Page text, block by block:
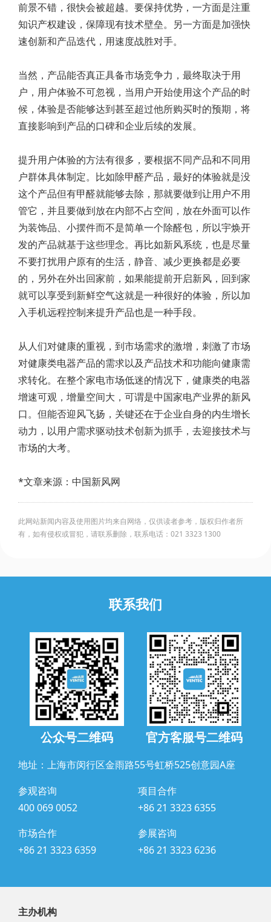
前景不错，很快会被超越。要保持优势，一方面是注重
知识产权建设，保障现有技术壁垒。另一方面是加强快
速创新和产品迭代，用速度战胜对手。
当然，产品能否真正具备市场竞争力，最终取决于用
户，用户体验不可忽视，当用户开始使用这个产品的时
候，体验是否能够达到甚至超过他所购买时的预期，将
直接影响到产品的口碑和企业后续的发展。
提升用户体验的方法有很多，要根据不同产品和不同用
户群体具体制定。比如除甲醛产品，最好的体验就是没
这个产品但有甲醛就能够去除，那就要做到让用户不用
管它，并且要做到放在内部不占空间，放在外面可以作
为装饰品、小摆件而不是简单一个除醛包，所以宇焕开
发的产品就基于这些理念。再比如新风系统，也是尽量
不要打扰用户原有的生活，静音、减少更换都是必要
的，另外在外出回家前，如果能提前开启新风，回到家
就可以享受到新鲜空气这就是一种很好的体验，所以加
入手机远程控制来提升产品也是一种手段。
从人们对健康的重视，到市场需求的激增，刺激了市场
对健康类电器产品的需求以及产品技术和功能向健康需
求转化。在整个家电市场低迷的情况下，健康类的电器
增速可观，增量空间大，可谓是中国家电产业界的新风
口。但能否迎风飞扬，关键还在于企业自身的内生增长
动力，以用户需求驱动技术创新为抓手，去迎接技术与
市场的大考。
*文章来源：中国新风网
此网站新闻内容及使用图片均来自网络，仅供读者参考，版权归作者所
有，如有侵权或冒犯，请联系删除，联系电话：021 3323 1300
联系我们
公众号二维码 官方客服号二维码
地址：上海市闵行区金雨路55号虹桥525创意园A座
参观咨询
400 069 0052
项目合作
+86 21 3323 6355
市场合作
+86 21 3323 6359
参展咨询
+86 21 3323 6236
主办机构